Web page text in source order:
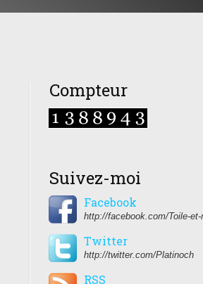
Compteur
Suivez-moi
Facebook
Twitter
http://twitter.com/Platinoch
RSS